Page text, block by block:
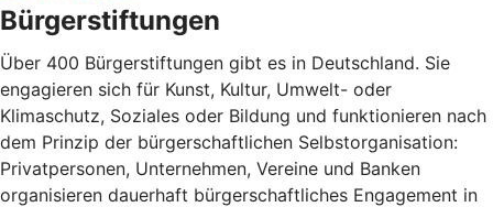
Bürgerstiftungen
Über 400 Bürgerstiftungen gibt es in Deutschland. Sie
engagieren sich für Kunst, Kultur, Umwelt- oder
Klimaschutz, Soziales oder Bildung und funktionieren nach
dem Prinzip der bürgerschaftlichen Selbstorganisation:
Privatpersonen, Unternehmen, Vereine und Banken
organisieren dauerhaft bürgerschaftliches Engagement in